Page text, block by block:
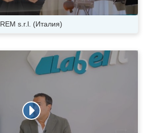
REM s.r.l. (Италия)